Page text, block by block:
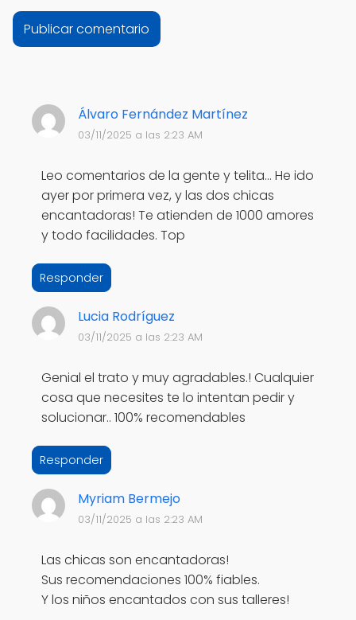
Álvaro Fernández Martínez
03/11/2025 a las 2:23 AM
Leo comentarios de la gente y telita... He ido
ayer por primera vez, y las dos chicas
encantadoras! Te atienden de 1000 amores
y todo facilidades. Top
Responder
Lucia Rodríguez
03/11/2025 a las 2:23 AM
Genial el trato y muy agradables.! Cualquier
cosa que necesites te lo intentan pedir y
solucionar.. 100% recomendables
Responder
Myriam Bermejo
03/11/2025 a las 2:23 AM
Las chicas son encantadoras!
Sus recomendaciones 100% fiables.
Y los niños encantados con sus talleres!